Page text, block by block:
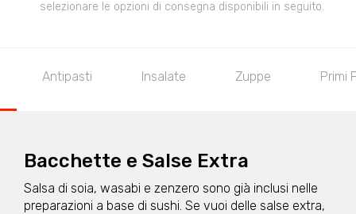
selezionare le opzioni di consegna disponibili in seguito.
Antipasti Insalate Zuppe Primi
Bacchette e Salse Extra
Salsa di soia, wasabi e zenzero sono già inclusi nelle
preparazioni a base di sushi. Se vuoi delle salse extra,